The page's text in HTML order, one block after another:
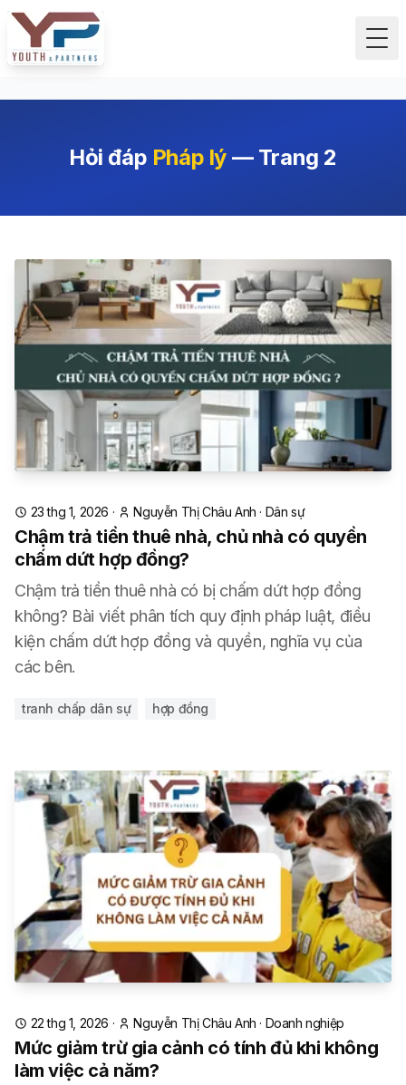
Hỏi đáp Pháp lý — Trang 2
23 thg 1, 2026 · Nguyễn Thị Châu Anh · Dân sự
Chậm trả tiền thuê nhà, chủ nhà có quyền
chấm dứt hợp đồng?
Chậm trả tiền thuê nhà có bị chấm dứt hợp đồng
không? Bài viết phân tích quy định pháp luật, điều
kiện chấm dứt hợp đồng và quyền, nghĩa vụ của
các bên.
tranh chấp dân sự hợp đồng
22 thg 1, 2026 · Nguyễn Thị Châu Anh · Doanh nghiệp
Mức giảm trừ gia cảnh có tính đủ khi không
làm việc cả năm?